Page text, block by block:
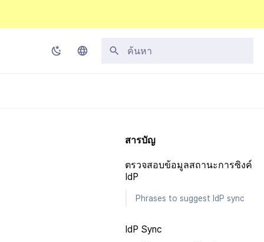
สารบัญ
ตรวจสอบข้อมูลสถานะการซิงค์
IdP
Phrases to suggest IdP sync
IdP Sync